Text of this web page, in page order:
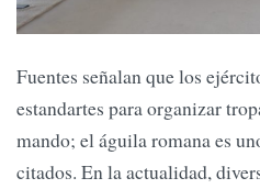
Fuentes señalan que los
estandartes para organizar
mando; el águila romana es
citados. En la actualidad,